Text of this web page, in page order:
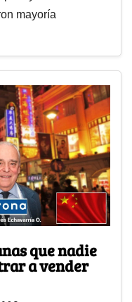
mayoría
que nadie
a vender